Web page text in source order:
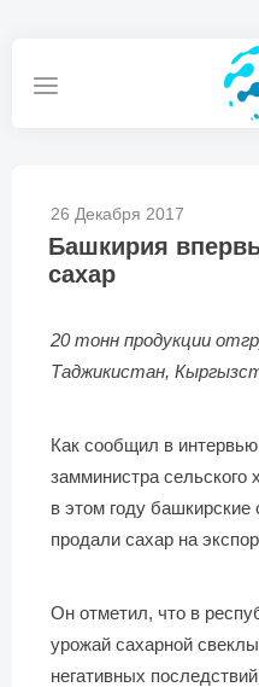
26 Декабря 2017
Башкирия
сахар
20 тонн продукции
Таджикистан,
Как сообщил в
замминистра
в этом году
продали сахар на
Он отметил, что в
урожай сахарной
негативных